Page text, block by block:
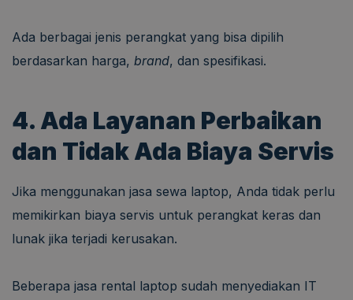
Ada berbagai jenis perangkat yang bisa dipilih
berdasarkan harga, brand, dan spesifikasi.
4. Ada Layanan Perbaikan
dan Tidak Ada Biaya Servis
Jika menggunakan jasa sewa laptop, Anda tidak perlu
memikirkan biaya servis untuk perangkat keras dan
lunak jika terjadi kerusakan.
Beberapa jasa rental laptop sudah menyediakan IT